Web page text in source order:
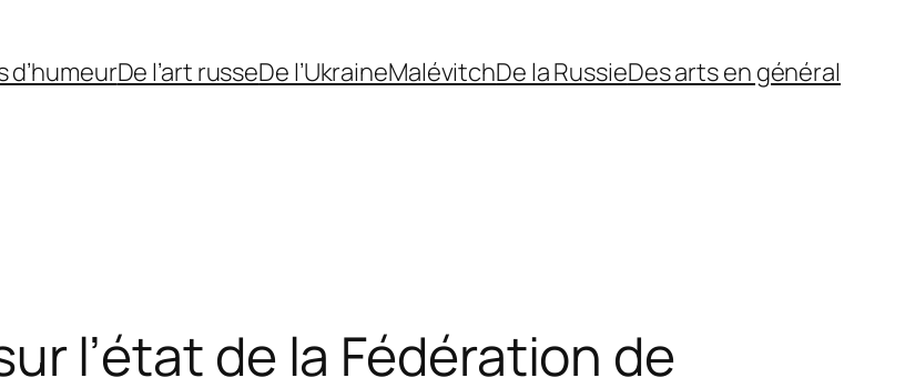
d’humeurDe l’art russeDe l’UkraineMalévitchDe la RussieDes arts en général
l’état de la Fédération de